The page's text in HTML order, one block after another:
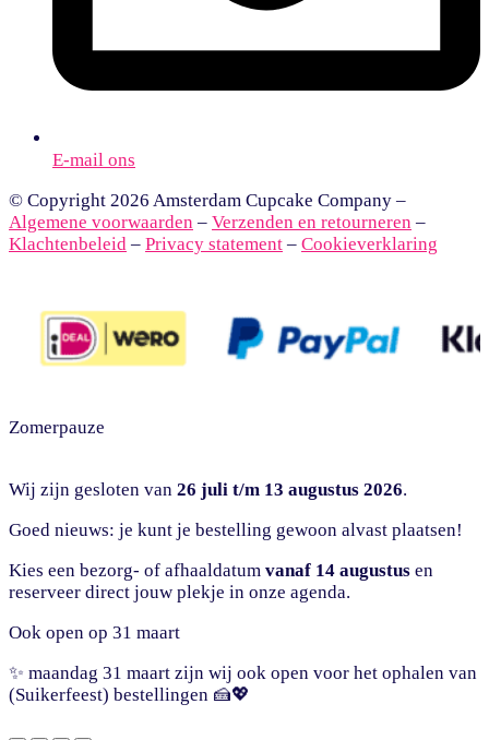
E-mail ons
© Copyright 2026 Amsterdam Cupcake Company –
Algemene voorwaarden – Verzenden en retourneren –
Klachtenbeleid – Privacy statement – Cookieverklaring
Zomerpauze
Wij zijn gesloten van 26 juli t/m 13 augustus 2026.
Goed nieuws: je kunt je bestelling gewoon alvast plaatsen!
Kies een bezorg- of afhaaldatum vanaf 14 augustus en
reserveer direct jouw plekje in onze agenda.
Ook open op 31 maart
✨ maandag 31 maart zijn wij ook open voor het ophalen van
(Suikerfeest) bestellingen 🍰💖